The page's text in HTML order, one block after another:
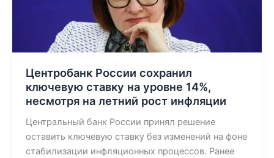
Центробанк России сохранил
ключевую ставку на уровне 14%,
несмотря на летний рост инфляции
Центральный банк России принял решение
оставить ключевую ставку без изменений на фоне
стабилизации инфляционных процессов. Ранее
уровне
14%,
несмотря
на
летний
инфляции